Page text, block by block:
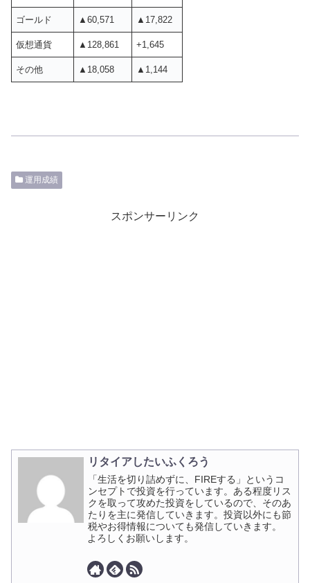
ゴールド ▲60,571 ▲17,822
仮想通貨 ▲128,861 +1,645
その他 ▲18,058 ▲1,144
運用成績
スポンサーリンク
リタイアしたいふくろう
「生活を切り詰めずに、FIREする」というコ
ンセプトで投資を行っています。ある程度リス
クを取って攻めた投資をしているので、そのあ
たりを主に発信していきます。投資以外にも節
税やお得情報についても発信していきます。
よろしくお願いします。